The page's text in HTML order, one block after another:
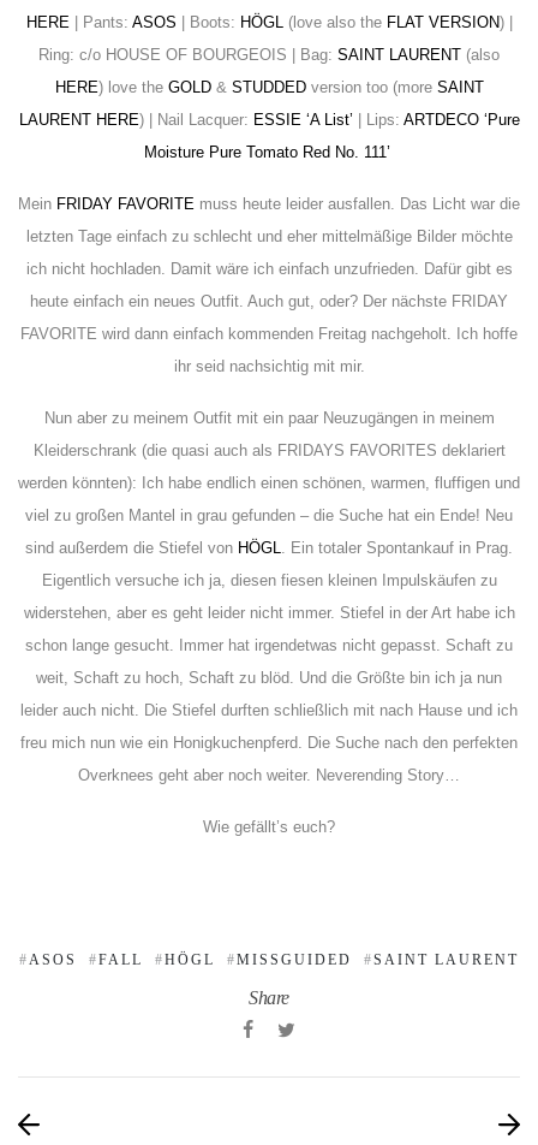
HERE | Pants: ASOS | Boots: HÖGL (love also the FLAT VERSION) |
Ring: c/o HOUSE OF BOURGEOIS | Bag: SAINT LAURENT (also
HERE) love the GOLD& STUDDEDversion too (more SAINT
LAURENT HERE) | Nail Lacquer: ESSIE ‘A List’ | Lips: ARTDECO ‘Pure
Moisture Pure Tomato Red No. 111’
Mein FRIDAY FAVORITE muss heute leider ausfallen. Das Licht war die
letzten Tage einfach zu schlecht und eher mittelmäßige Bilder möchte
ich nicht hochladen. Damit wäre ich einfach unzufrieden. Dafür gibt es
heute einfach ein neues Outfit. Auch gut, oder? Der nächste FRIDAY
FAVORITE wird dann einfach kommenden Freitag nachgeholt. Ich hoffe
ihr seid nachsichtig mit mir.
Nun aber zu meinem Outfit mit ein paar Neuzugängen in meinem
Kleiderschrank (die quasi auch als FRIDAYS FAVORITES deklariert
werden könnten): Ich habe endlich einen schönen, warmen, fluffigen und
viel zu großen Mantel in grau gefunden – die Suche hat ein Ende! Neu
sind außerdem die Stiefel von HÖGL
. Ein totaler Spontankauf in Prag.
Eigentlich versuche ich ja, diesen fiesen kleinen Impulskäufen zu
widerstehen, aber es geht leider nicht immer. Stiefel in der Art habe ich
schon lange gesucht. Immer hat irgendetwas nicht gepasst. Schaft zu
weit, Schaft zu hoch, Schaft zu blöd. Und die Größte bin ich ja nun
leider auch nicht. Die Stiefel durften schließlich mit nach Hause und ich
freu mich nun wie ein Honigkuchenpferd. Die Suche nach den perfekten
Overknees geht aber noch weiter. Neverending Story…
Wie gefällt’s euch?
ASOS FALL HÖGL MISSGUIDED SAINT LAURENT
Share